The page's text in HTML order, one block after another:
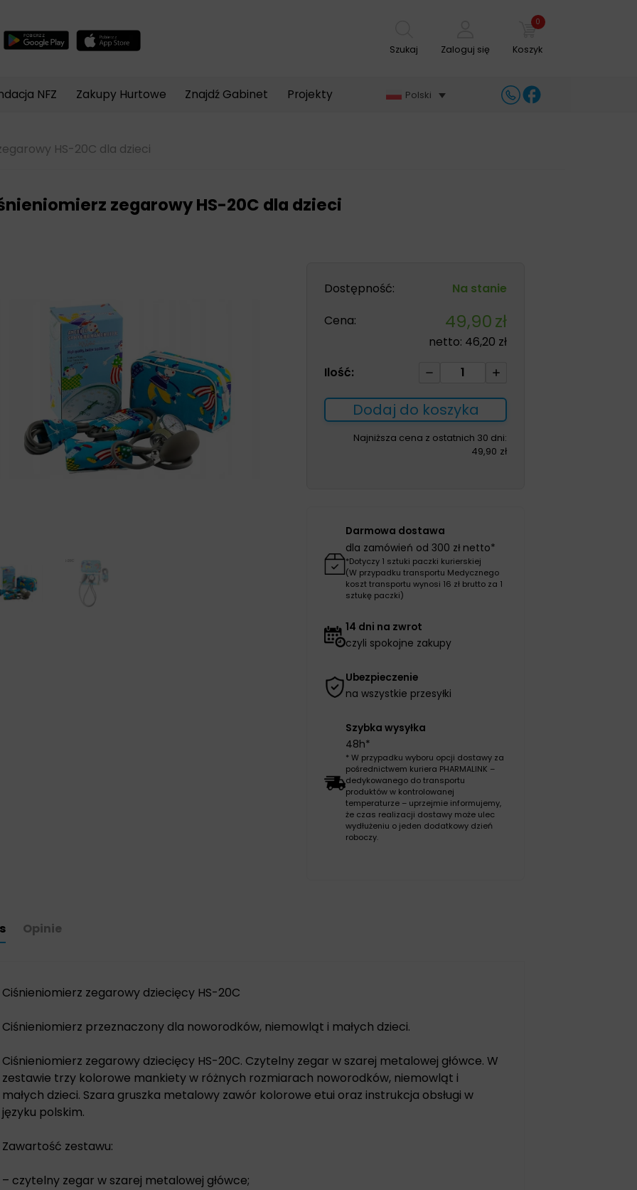
Szukaj Zaloguj się
0
Koszyk
NFZ Zakupy Hurtowe Znajdź Gabinet Projekty Polski
HS-20C dla dzieci
zegarowy HS-20C dla dzieci
Dostępność:
Na stanie
Cena:
49,90zł
netto: 46,20 zł
Ilość:
ilość
zegarowy
HS-
20C
Dodaj do koszyka
Najniższa cena z ostatnich 30 dni:
49,90 zł
Darmowa dostawa
dla zamówień od 300 zł netto*
*Dotyczy 1 sztuki paczki kurierskiej
(W przypadku transportu Medycznego
koszt transportu wynosi 16 zł brutto za 1
sztukę paczki)
14 dni na zwrot
czyli spokojne zakupy
Ubezpieczenie
na wszystkie przesyłki
Szybka wysyłka
48h*
* W przypadku wyboru opcji dostawy za
pośrednictwem kuriera PHARMALINK –
dedykowanego do transportu
produktów w kontrolowanej
temperaturze – uprzejmie informujemy,
że czas realizacji dostawy może ulec
wydłużeniu o jeden dodatkowy dzień
roboczy.
Opinie
Ciśnieniomierz zegarowy dziecięcy HS-20C
Ciśnieniomierz przeznaczony dla noworodków, niemowląt i małych dzieci.
Ciśnieniomierz zegarowy dziecięcy HS-20C. Czytelny zegar w szarej metalowej główce. W
zestawie trzy kolorowe mankiety w różnych rozmiarach noworodków, niemowląt i
małych dzieci. Szara gruszka metalowy zawór kolorowe etui oraz instrukcja obsługi w
języku polskim.
Zawartość zestawu:
– czytelny zegar w szarej metalowej główce;